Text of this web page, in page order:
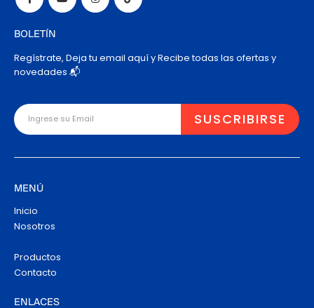
BOLETÍN
Regístrate, Deja tu email aquí y Recibe todas las ofertas y
novedades 📬
MENÚ
Inicio
Nosotros
Productos
Contacto
ENLACES